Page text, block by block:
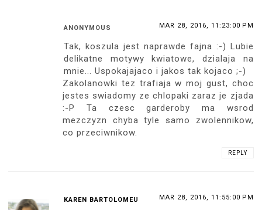
ANONYMOUS MAR 28, 2016, 11:23:00 PM
Tak, koszula jest naprawde fajna :-) Lubie
delikatne motywy kwiatowe, dzialaja na
mnie... Uspokajajaco i jakos tak kojaco ;-)
Zakolanowki tez trafiaja w moj gust, choc
jestes swiadomy ze chlopaki zaraz je zjada
:-P Ta czesc garderoby ma wsrod
mezczyzn chyba tyle samo zwolennikow,
co przeciwnikow.
REPLY
KAREN BARTOLOMEU MAR 28, 2016, 11:55:00 PM